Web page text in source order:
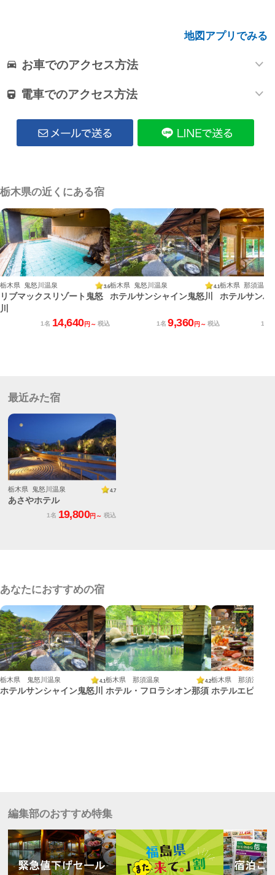
地図アプリでみる
お車でのアクセス方法
電車でのアクセス方法
栃木県の近くにある宿
栃木県 鬼怒川温泉 3.6
リブマックスリゾート鬼怒
川
1名 14,640円～ 税込
栃木県 鬼怒川温泉 4.1
ホテルサンシャイン鬼怒川
1名 9,360円～ 税込
栃木県 那須温泉
ホテルサンバ
1名
最近みた宿
栃木県 鬼怒川温泉 4.7
あさやホテル
1名 19,800円～ 税込
あなたにおすすめの宿
栃木県 鬼怒川温泉 4.1
ホテルサンシャイン鬼怒川
栃木県 那須温泉 4.2
ホテル・フロラシオン那須
栃木県 那須温泉
ホテルエピナー
編集部のおすすめ特集